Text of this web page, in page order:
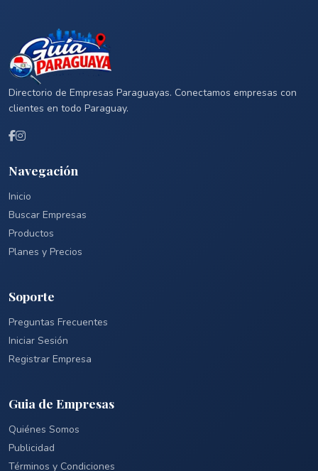
Directorio de Empresas Paraguayas. Conectamos empresas con
clientes en todo Paraguay.
Navegación
Inicio
Buscar Empresas
Productos
Planes y Precios
Soporte
Preguntas Frecuentes
Iniciar Sesión
Registrar Empresa
Guia de Empresas
Quiénes Somos
Publicidad
Términos y Condiciones